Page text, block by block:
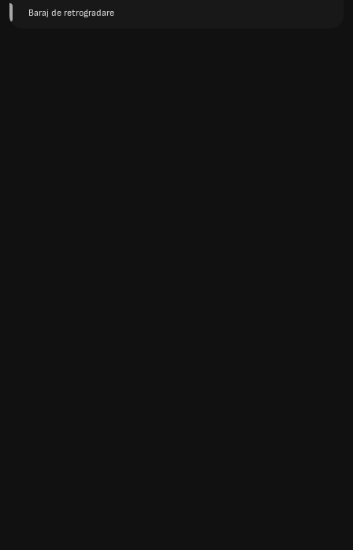
Baraj de retrogradare